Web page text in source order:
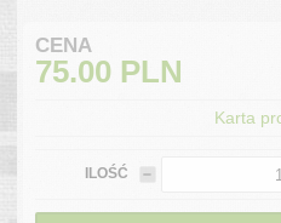
CENA
75.00 PLN
Karta
ILOŚĆ